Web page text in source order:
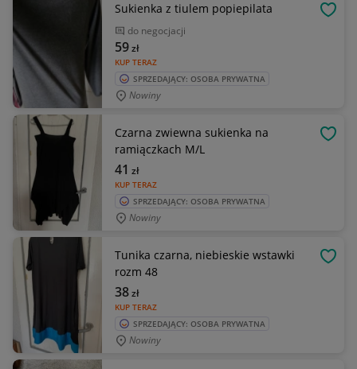
Sukienka z tiulem popiepilata
do negocjacji
KUP TERAZ
59zł
SPRZEDAJĄCY: OSOBA PRYWATNA
Nowiny
Czarna zwiewna sukienka na
ramiączkach M/L
KUP TERAZ
41 zł
SPRZEDAJĄCY: OSOBA PRYWATNA
Nowiny
Tunika czarna, niebieskie wstawki
rozm 48
KUP TERAZ
38zł
SPRZEDAJĄCY: OSOBA PRYWATNA
Nowiny